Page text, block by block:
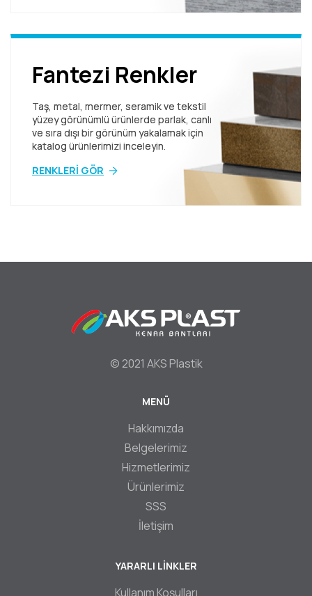
Fantezi Renkler
Taş, metal, mermer, seramik ve tekstil
yüzey görünümlü ürünlerde parlak, canlı
ve sıra dışı bir görünüm yakalamak için
katalog ürünlerimizi inceleyin.
RENKLERİ GÖR
© 2021 AKS Plastik
MENÜ
Hakkımızda
Belgelerimiz
Hizmetlerimiz
Ürünlerimiz
SSS
İletişim
YARARLI LİNKLER
Kullanım Koşulları